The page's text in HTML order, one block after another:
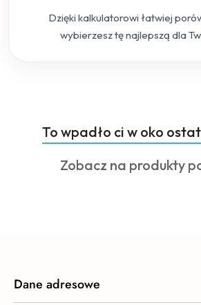
Dzięki kalkulatorowi łatwiej
wybierzesz tę najlepszą dla
Pomiń karuzelę produktów
Produkty
o
statusie:
To wpadło ci w oko
Produkty
Zobacz na produkty
Dane adresowe